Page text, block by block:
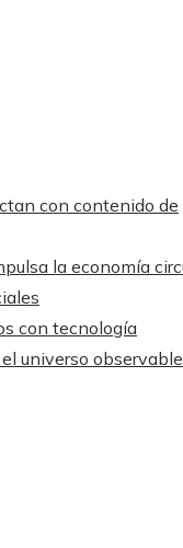
con contenido de
la economía
con tecnología
universo observable